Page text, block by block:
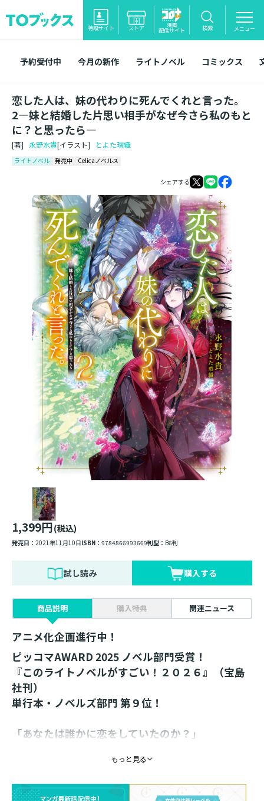
特設サイト ストア 漫画
配信サイト 検索 メニュー
予約受付中 今月の新作 ライトノベル コミックス
恋した人は、妹の代わりに死んでくれと言った。
2―妹と結婚した片思い相手がなぜ今さら私のもと
に？と思ったら―
[著] 永野水貴[イラスト] とよた瑣織
ライトノベル 発売中 Celicaノベルス
シェアする
1,399円(税込)
発売日： 2021年11月10日ISBN： 9784866993669判型： B6判
試し読み 購入する
商品説明 購入特典 関連ニュース
アニメ化企画進行中！
ピッコマAWARD 2025 ノベル部門受賞！
『このライトノベルがすごい！２０２６』（宝島
社刊）
単行本・ノベルズ部門 第９位！
「あなたは誰かに恋をしていたのか？」
コミックス第１巻発売中！
もっと見る